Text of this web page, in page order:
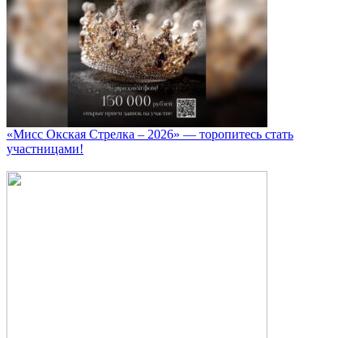
«Мисс Окская Стрелка – 2026» — торопитесь стать
участницами!